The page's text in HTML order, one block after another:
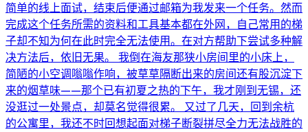
简单的线上面试，结束后便通过邮箱为我发来一个任务。然而
完成这个任务所需的资料和工具基本都在外网，自己常用的梯
子却不知为何在此时完全无法使用。在对方帮助下尝试多种解
决方法后，依旧无果。 我倒在海友那狭小房间里的小床上，
简陋的小空调嗡嗡作响，被草草隔断出来的房间还有股沉淀下
来的烟草味——那个已有初夏之热的下午，我才刚到无锡，还
没逛过一处景点，却莫名觉得很累。 又过了几天，回到余杭
的公寓里，我还不时回想起面对梯子断裂拼尽全力无法战胜的